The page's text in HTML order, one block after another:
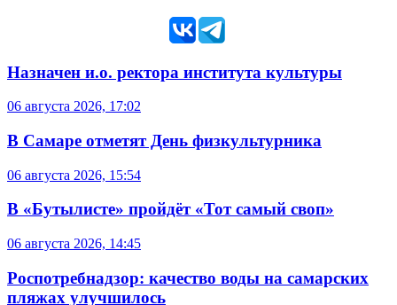
Назначен и.о. ректора института культуры
06 августа 2026, 17:02
В Самаре отметят День физкультурника
06 августа 2026, 15:54
В «Бутылисте» пройдёт «Тот самый своп»
06 августа 2026, 14:45
Роспотребнадзор: качество воды на самарских
пляжах улучшилось